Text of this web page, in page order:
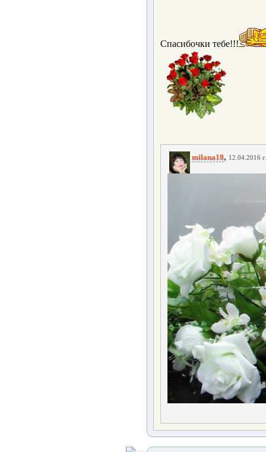
Спасибочки тебе!!!
milana18, 12.04.2016